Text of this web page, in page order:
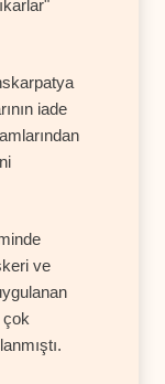
iade
ve
çok